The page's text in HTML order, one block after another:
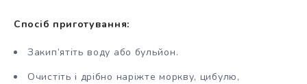
Спосіб приготування:
Закип’ятіть воду або бульйон.
Очистіть і дрібно наріжте моркву, цибулю,